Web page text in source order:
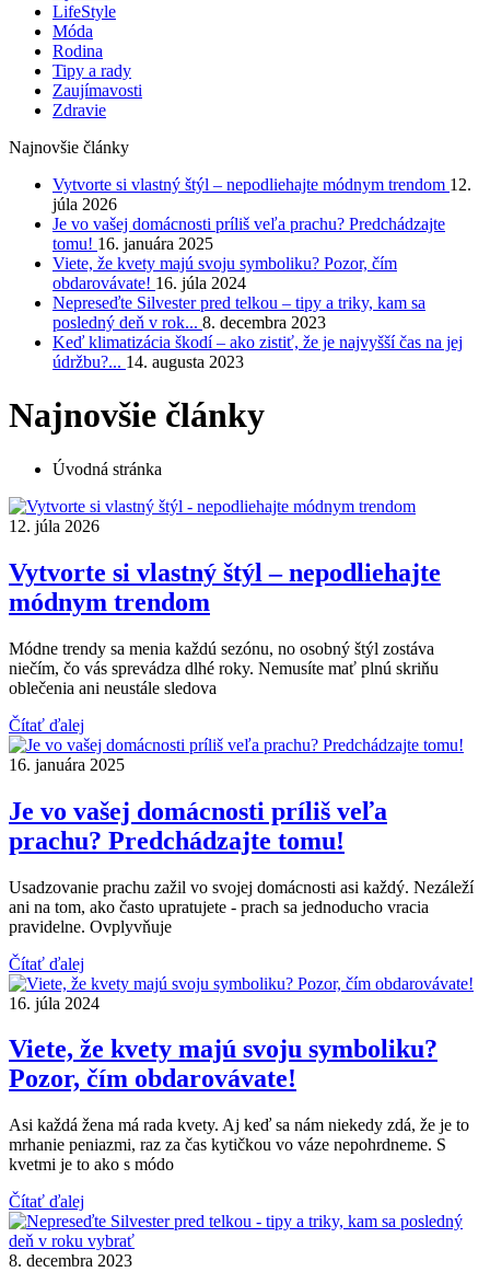
LifeStyle
Móda
Rodina
Tipy a rady
Zaujímavosti
Zdravie
Najnovšie články
Vytvorte si vlastný štýl – nepodliehajte módnym trendom 12.
júla 2026
Je vo vašej domácnosti príliš veľa prachu? Predchádzajte
tomu! 16. januára 2025
Viete, že kvety majú svoju symboliku? Pozor, čím
obdarovávate! 16. júla 2024
Nepreseďte Silvester pred telkou – tipy a triky, kam sa
posledný deň v rok... 8. decembra 2023
Keď klimatizácia škodí – ako zistiť, že je najvyšší čas na jej
údržbu?... 14. augusta 2023
Najnovšie články
Úvodná stránka
12. júla 2026
Vytvorte si vlastný štýl – nepodliehajte
módnym trendom
Módne trendy sa menia každú sezónu, no osobný štýl zostáva
niečím, čo vás sprevádza dlhé roky. Nemusíte mať plnú skriňu
oblečenia ani neustále sledova
Čítať ďalej
16. januára 2025
Je vo vašej domácnosti príliš veľa
prachu? Predchádzajte tomu!
Usadzovanie prachu zažil vo svojej domácnosti asi každý. Nezáleží
ani na tom, ako často upratujete - prach sa jednoducho vracia
pravidelne. Ovplyvňuje
Čítať ďalej
16. júla 2024
Viete, že kvety majú svoju symboliku?
Pozor, čím obdarovávate!
Asi každá žena má rada kvety. Aj keď sa nám niekedy zdá, že je to
mrhanie peniazmi, raz za čas kytičkou vo váze nepohrdneme. S
kvetmi je to ako s módo
Čítať ďalej
8. decembra 2023